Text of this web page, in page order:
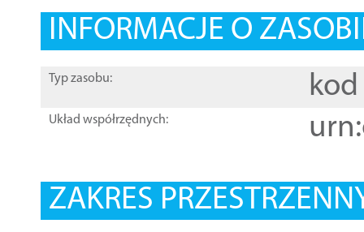
INFORMACJE O
Typ zasobu: kod
Układ współrzędnych:
ZAKRES